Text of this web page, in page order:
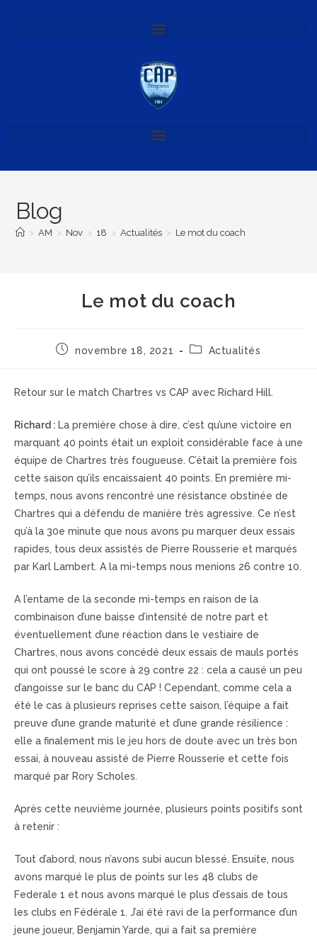
Blog
> AM > Nov > 18 > Actualités > Le mot du coach
Le mot du coach
novembre 18, 2021 Actualités
Retour sur le match Chartres vs CAP avec Richard Hill.
Richard : La première chose à dire, c’est qu’une victoire en
marquant 40 points était un exploit considérable face à une
équipe de Chartres très fougueuse. C’était la première fois
cette saison qu’ils encaissaient 40 points. En première mi-
temps, nous avons rencontré une résistance obstinée de
Chartres qui a défendu de manière très agressive. Ce n’est
qu’à la 30e minute que nous avons pu marquer deux essais
rapides, tous deux assistés de Pierre Rousserie et marqués
par Karl Lambert. A la mi-temps nous menions 26 contre 10.
A l’entame de la seconde mi-temps en raison de la
combinaison d’une baisse d’intensité de notre part et
éventuellement d’une réaction dans le vestiaire de
Chartres, nous avons concédé deux essais de mauls portés
qui ont poussé le score à 29 contre 22 : cela a causé un peu
d’angoisse sur le banc du CAP ! Cependant, comme cela a
été le cas à plusieurs reprises cette saison, l’équipe a fait
preuve d’une grande maturité et d’une grande résilience :
elle a finalement mis le jeu hors de doute avec un très bon
essai, à nouveau assisté de Pierre Rousserie et cette fois
marqué par Rory Scholes.
Après cette neuvième journée, plusieurs points positifs sont
à retenir :
Tout d’abord, nous n’avons subi aucun blessé. Ensuite, nous
avons marqué le plus de points sur les 48 clubs de
Federale 1 et nous avons marqué le plus d’essais de tous
les clubs en Fédérale 1. J’ai été ravi de la performance d’un
jeune joueur, Benjamin Yarde, qui a fait sa première